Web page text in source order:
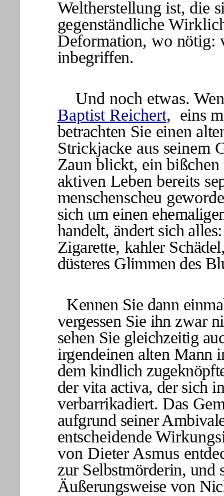
Weltherstellung ist, die
gegenständliche
Deformation, wo nötig:
inbegriffen.
Und noch etwas.
Baptist Reichert, eins
betrachten Sie einen
Strickjacke aus seinem
Zaun blickt, ein
aktiven Leben bereits
menschenscheu
sich um einen
handelt, ändert sich
Zigarette, kahler
düsteres Glimmen des
Kennen Sie dann
vergessen Sie ihn zwar
sehen Sie gleichzeitig
irgendeinen alten Mann
dem kindlich
der vita activa, der sich
verbarrikadiert. Das
aufgrund seiner
entscheidende
von Dieter Asmus
zur Selbstmörderin, und
Äußerungsweise von